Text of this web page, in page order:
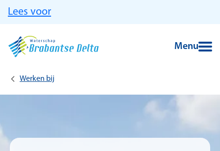
Ga naar hoofdinhoud
Lees voor
Menu
Werken bij